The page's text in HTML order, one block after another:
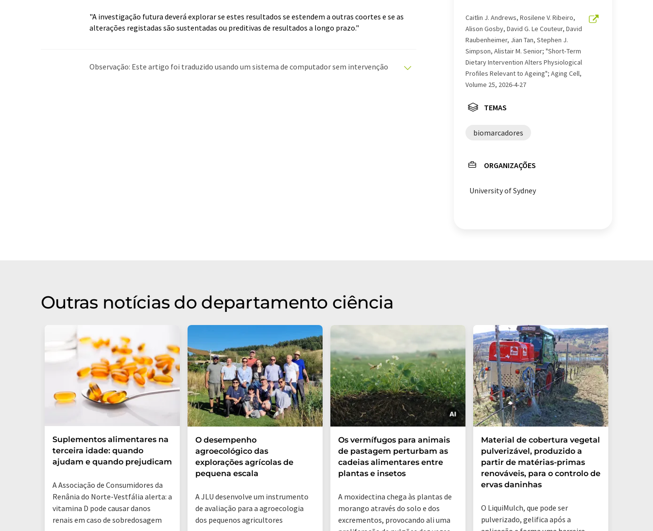
"A investigação futura deverá explorar se estes resultados se estendem a outras coortes e se as
alterações registadas são sustentadas ou preditivas de resultados a longo prazo."
Observação: Este artigo foi traduzido usando um sistema de computador sem intervenção
Caitlin J. Andrews, Rosilene V. Ribeiro,
Alison Gosby, David G. Le Couteur, David
Raubenheimer, Jian Tan, Stephen J.
Simpson, Alistair M. Senior; "Short‐Term
Dietary Intervention Alters Physiological
Profiles Relevant to Ageing"; Aging Cell,
Volume 25, 2026-4-27
TEMAS
biomarcadores
ORGANIZAÇÕES
University of Sydney
Outras notícias do departamento ciência
Suplementos alimentares na
terceira idade: quando
ajudam e quando prejudicam
A Associação de Consumidores da
Renânia do Norte-Vestfália alerta: a
vitamina D pode causar danos
renais em caso de sobredosagem
O desempenho
agroecológico das
explorações agrícolas de
pequena escala
A JLU desenvolve um instrumento
de avaliação para a agroecologia
dos pequenos agricultores
Os vermífugos para animais
de pastagem perturbam as
cadeias alimentares entre
plantas e insetos
A moxidectina chega às plantas de
morango através do solo e dos
excrementos, provocando ali uma
Material de cobertura vegetal
pulverizável, produzido a
partir de matérias-primas
renováveis, para o controlo de
ervas daninhas
O LiquiMulch, que pode ser
pulverizado, gelifica após a